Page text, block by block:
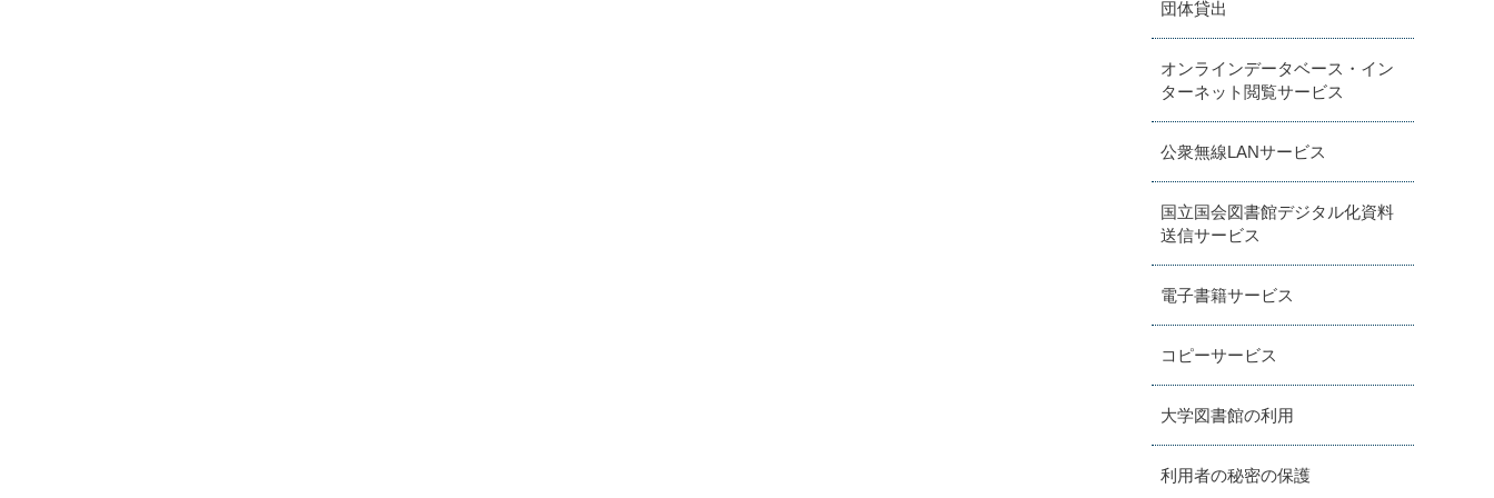
団体貸出
オンラインデータベース・イン
ターネット閲覧サービス
公衆無線LANサービス
国立国会図書館デジタル化資料
送信サービス
電子書籍サービス
コピーサービス
大学図書館の利用
利用者の秘密の保護